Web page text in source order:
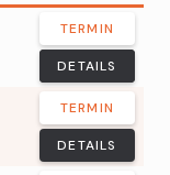
TERMIN
DETAILS
TERMIN
DETAILS